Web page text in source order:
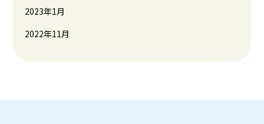
2023年1月
2022年11月